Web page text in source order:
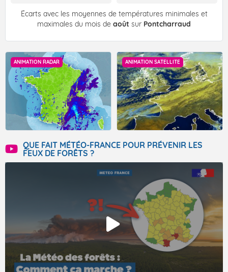
Écarts avec les moyennes de températures minimales et
maximales du mois de août sur Pontcharraud
ANIMATION RADAR ANIMATION SATELLITE
QUE FAIT MÉTÉO-FRANCE POUR PRÉVENIR LES
FEUX DE FORÊTS ?